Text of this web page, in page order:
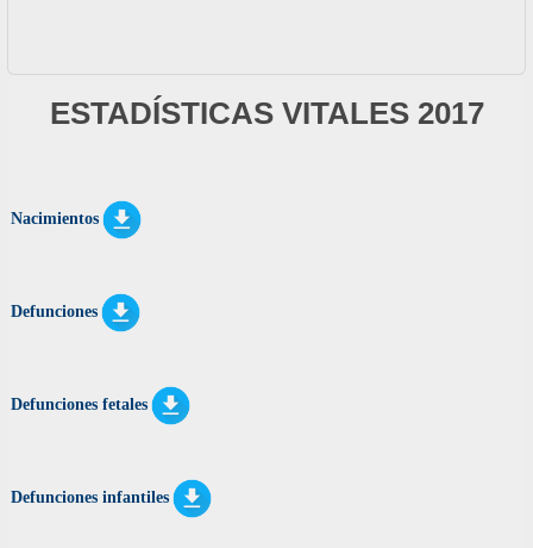
ESTADÍSTICAS VITALES 2017
Nacimientos
Defunciones
Defunciones fetales
Defunciones infantiles